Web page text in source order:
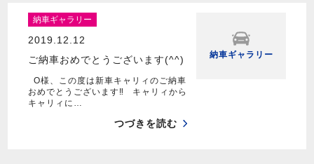
納車ギャラリー
2019.12.12
ご納車おめでとうございます(^^)
O様、この度は新車キャリィのご納車
おめでとうございます‼ キャリィから
キャリィに…
つづきを読む
納車ギャラリー